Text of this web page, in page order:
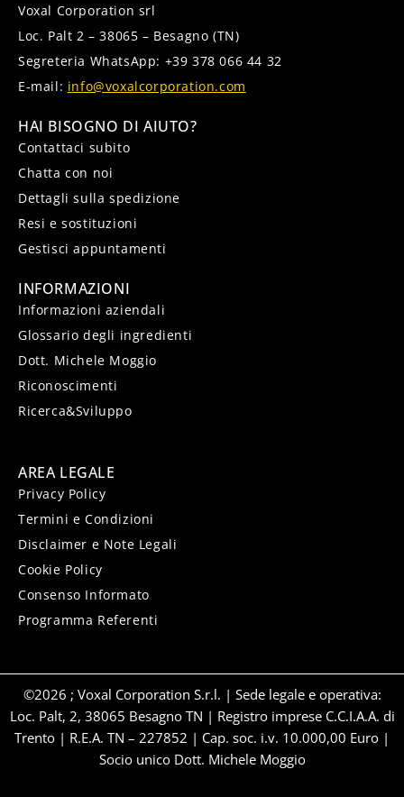
Voxal Corporation srl
Loc. Palt 2 – 38065 – Besagno (TN)
Segreteria WhatsApp: +39 378 066 44 32
E-mail: info@voxalcorporation.com
HAI BISOGNO DI AIUTO?
Contattaci subito
Chatta con noi
Dettagli sulla spedizione
Resi e sostituzioni
Gestisci appuntamenti
INFORMAZIONI
Informazioni aziendali
Glossario degli ingredienti
Dott. Michele Moggio
Riconoscimenti
Ricerca&Sviluppo
AREA LEGALE
Privacy Policy
Termini e Condizioni
Disclaimer e Note Legali
Cookie Policy
Consenso Informato
Programma Referenti
©2026 ; Voxal Corporation S.r.l. | Sede legale e operativa:
Loc. Palt, 2, 38065 Besagno TN | Registro imprese C.C.I.A.A. di
Trento | R.E.A. TN – 227852 | Cap. soc. i.v. 10.000,00 Euro |
Socio unico Dott. Michele Moggio